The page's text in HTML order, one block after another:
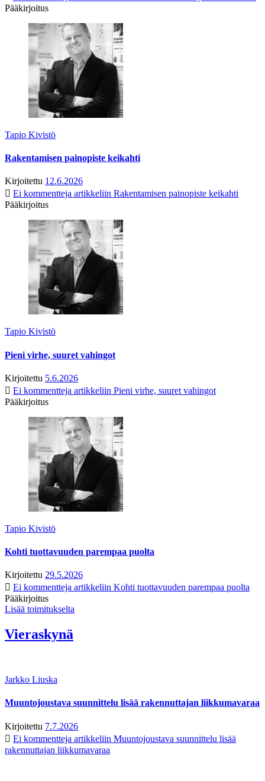
Pääkirjoitus
Tapio Kivistö
Rakentamisen painopiste keikahti
Kirjoitettu 12.6.2026
Ei kommentteja artikkeliin Rakentamisen painopiste keikahti
Pääkirjoitus
Tapio Kivistö
Pieni virhe, suuret vahingot
Kirjoitettu 5.6.2026
Ei kommentteja artikkeliin Pieni virhe, suuret vahingot
Pääkirjoitus
Tapio Kivistö
Kohti tuottavuuden parempaa puolta
Kirjoitettu 29.5.2026
Ei kommentteja artikkeliin Kohti tuottavuuden parempaa puolta
Pääkirjoitus
Lisää toimitukselta
Vieraskynä
Jarkko Liuska
Muuntojoustava suunnittelu lisää rakennuttajan liikkumavaraa
Kirjoitettu 7.7.2026
Ei kommentteja artikkeliin Muuntojoustava suunnittelu lisää
rakennuttajan liikkumavaraa